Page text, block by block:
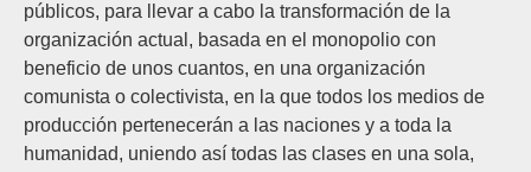
públicos, para llevar a cabo la transformación de la
organización actual, basada en el monopolio con
beneficio de unos cuantos, en una organización
comunista o colectivista, en la que todos los medios de
producción pertenecerán a las naciones y a toda la
humanidad, uniendo así todas las clases en una sola,